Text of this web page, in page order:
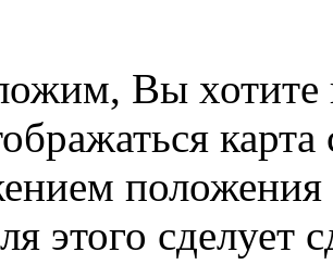
Вы хотите
этого сделует